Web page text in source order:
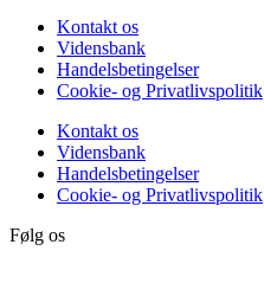
Kontakt os
Vidensbank
Handelsbetingelser
Cookie- og Privatlivspolitik
Kontakt os
Vidensbank
Handelsbetingelser
Cookie- og Privatlivspolitik
Følg os